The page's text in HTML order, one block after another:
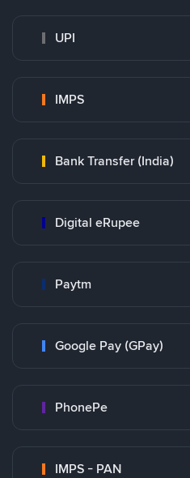
UPI
IMPS
Bank Transfer (India)
Digital eRupee
Paytm
Google Pay (GPay)
PhonePe
IMPS - PAN